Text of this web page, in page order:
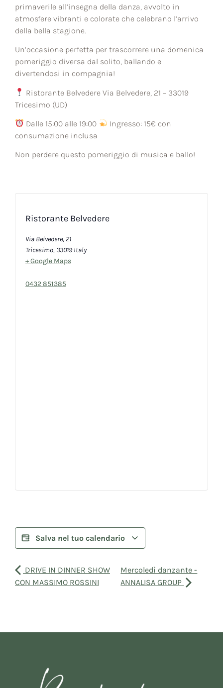
primaverile all’insegna della danza, avvolto in
atmosfere vibranti e colorate che celebrano l’arrivo
della bella stagione.
Un’occasione perfetta per trascorrere una domenica
pomeriggio diversa dal solito, ballando e
divertendosi in compagnia!
Ristorante Belvedere Via Belvedere, 21 – 33019
Tricesimo (UD)
Dalle 15:00 alle 19:00
Ingresso: 15€ con
consumazione inclusa
Non perdere questo pomeriggio di musica e ballo!
Ristorante Belvedere
Via Belvedere, 21
Tricesimo, 33019 Italy
+ Google Maps
0432 851385
Salva nel tuo calendario
DRIVE IN DINNER SHOW
CON MASSIMO ROSSINI
Mercoledì danzante -
ANNALISA GROUP